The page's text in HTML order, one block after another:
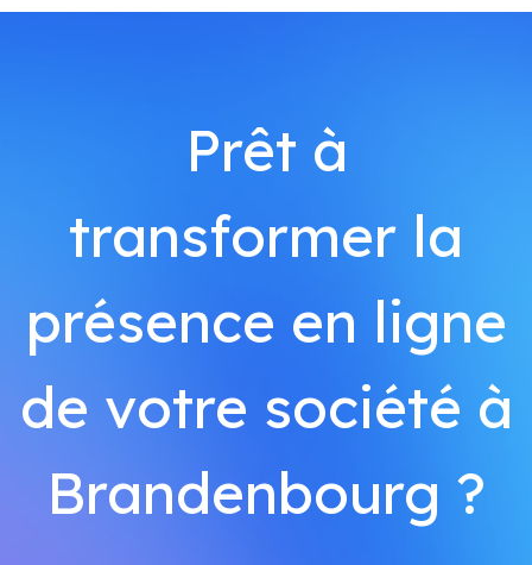
Prêt à
transformer la
présence en ligne
de votre société à
Brandenbourg ?